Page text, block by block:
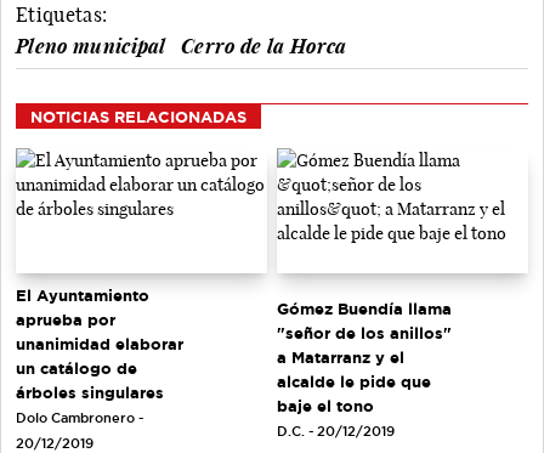
Etiquetas:
Pleno municipal
Cerro de la Horca
NOTICIAS RELACIONADAS
El Ayuntamiento
aprueba por
unanimidad elaborar
un catálogo de
árboles singulares
Dolo Cambronero -
20/12/2019
Gómez Buendía llama
"señor de los anillos"
a Matarranz y el
alcalde le pide que
baje el tono
D.C. - 20/12/2019